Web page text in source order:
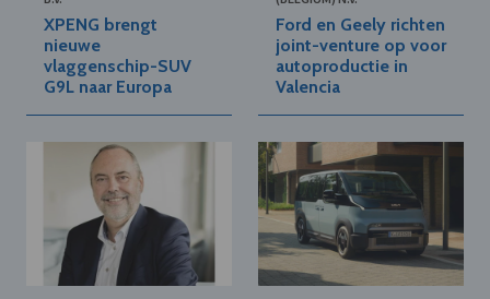
XPENG brengt
nieuwe
vlaggenschip-SUV
G9L naar Europa
Ford en Geely richten
joint-venture op voor
autoproductie in
Valencia